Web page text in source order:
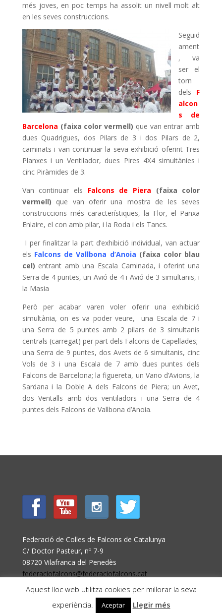
més joves, en poc temps ha assolit un nivell molt alt
en les seves construccions.
Seguid
ament
, va
ser el
torn
dels F
alcon
s de
Barcelona (faixa color vermell) que van entrar amb
dues Quadrigues, dos Pilars de 3 i dos Pilars de 2,
caminats i van continuar la seva exhibició oferint Tres
Planxes i un Ventilador, dues Pires 4X4 simultànies i
cinc Piràmides de 3.
Van continuar els Falcons de Piera (faixa color
vermell) que van oferir una mostra de les seves
construccions més característiques, la Flor, el Panxa
Enlaire, el con amb pilar, i la Roda i els Tancs.
I per finalitzar la part d’exhibició individual, van actuar
els Falcons de Vallbona d’Anoia (faixa color blau
cel) entrant amb una Escala Caminada, i oferint una
Serra de 4 puntes, un Avió de 4 i Avió de 3 simultanis, i
la Masia
Però per acabar varen voler oferir una exhibició
simultània, on es va poder veure, una Escala de 7 i
una Serra de 5 puntes amb 2 pilars de 3 simultanis
centrals (carregat) per part dels Falcons de Capellades;
una Serra de 9 puntes, dos Avets de 6 simultanis, cinc
Vols de 3 i una Escala de 7 amb dues puntes dels
Falcons de Barcelona; la figuereta, un Vano d’Avions, la
Sardana i la Doble A dels Falcons de Piera; un Avet,
dos Ventalls amb dos ventiladors i una Serra de 4
puntes dels Falcons de Vallbona d’Anoia.
Federació de Colles de Falcons de Catalunya
C/ Doctor Pasteur, nº 7-9
08720 Vilafranca del Penedès
federaciofalcons@federaciofalcons.cat
Aquest lloc web utilitza cookies per millorar la seva
experiència.
Aceptar Llegir més